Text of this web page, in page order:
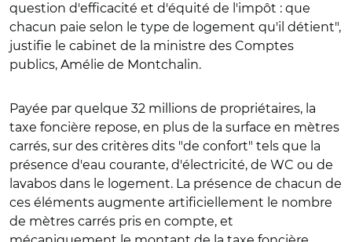
question d'efficacité et d'équité de l'impôt : que
chacun paie selon le type de logement qu'il détient",
justifie le cabinet de la ministre des Comptes
publics, Amélie de Montchalin.
Payée par quelque 32 millions de propriétaires, la
taxe foncière repose, en plus de la surface en mètres
carrés, sur des critères dits "de confort" tels que la
présence d'eau courante, d'électricité, de WC ou de
lavabos dans le logement. La présence de chacun de
ces éléments augmente artificiellement le nombre
de mètres carrés pris en compte, et